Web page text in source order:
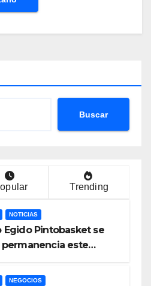
Buscar
Trending
NOTICIAS
Egido Pintobasket se
permanencia este
NEGOCIOS